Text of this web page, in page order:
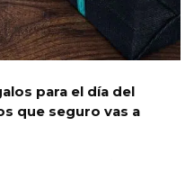
para el día del
que seguro vas a